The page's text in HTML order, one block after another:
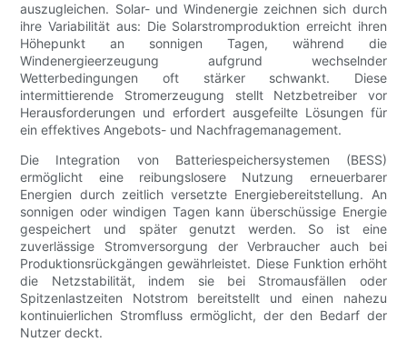
auszugleichen. Solar- und Windenergie zeichnen sich durch
ihre Variabilität aus: Die Solarstromproduktion erreicht ihren
Höhepunkt an sonnigen Tagen, während die
Windenergieerzeugung aufgrund wechselnder
Wetterbedingungen oft stärker schwankt. Diese
intermittierende Stromerzeugung stellt Netzbetreiber vor
Herausforderungen und erfordert ausgefeilte Lösungen für
ein effektives Angebots- und Nachfragemanagement.
Die Integration von Batteriespeichersystemen (BESS)
ermöglicht eine reibungslosere Nutzung erneuerbarer
Energien durch zeitlich versetzte Energiebereitstellung. An
sonnigen oder windigen Tagen kann überschüssige Energie
gespeichert und später genutzt werden. So ist eine
zuverlässige Stromversorgung der Verbraucher auch bei
Produktionsrückgängen gewährleistet. Diese Funktion erhöht
die Netzstabilität, indem sie bei Stromausfällen oder
Spitzenlastzeiten Notstrom bereitstellt und einen nahezu
kontinuierlichen Stromfluss ermöglicht, der den Bedarf der
Nutzer deckt.